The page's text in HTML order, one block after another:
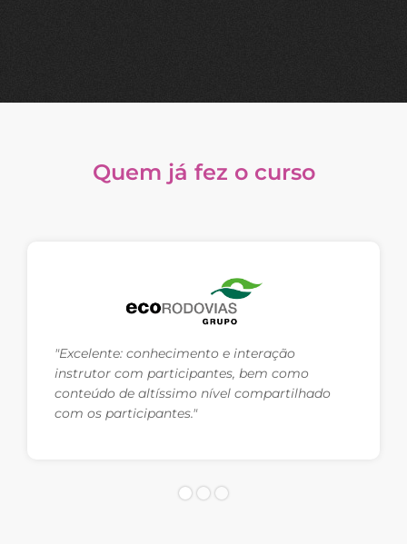
Quem já fez o curso
"Excelente: conhecimento e interação
instrutor com participantes, bem como
conteúdo de altíssimo nível compartilhado
com os participantes."